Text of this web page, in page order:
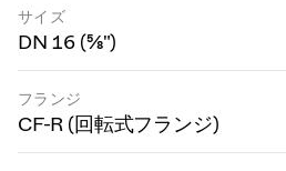
サイズ
DN 16 (⅝")
フランジ
CF-R (回転式フランジ)